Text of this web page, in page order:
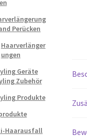
Perücken
Haarverlänger
ungen
Geräte
Zubehör
Produkte
Haarausfall